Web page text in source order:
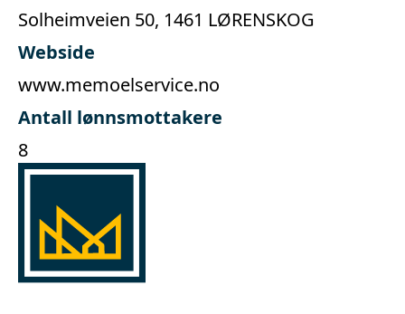
Solheimveien 50, 1461 LØRENSKOG
Webside
www.memoelservice.no
Antall lønnsmottakere
8